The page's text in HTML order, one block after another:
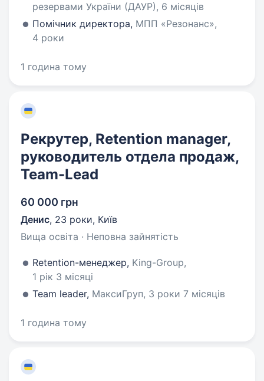
резервами України (ДАУР), 6 місяців
Помічник директора, МПП «Резонанс»,
4 роки
1 година тому
Рекрутер, Retention manager,
руководитель отдела продаж,
Team-Lead
60 000 грн
Денис, 23 роки, Київ
Вища освіта · Неповна зайнятість
Retention-менеджер, King-Group,
1 рік 3 місяці
Team leader, МаксиГруп, 3 роки 7 місяців
1 година тому